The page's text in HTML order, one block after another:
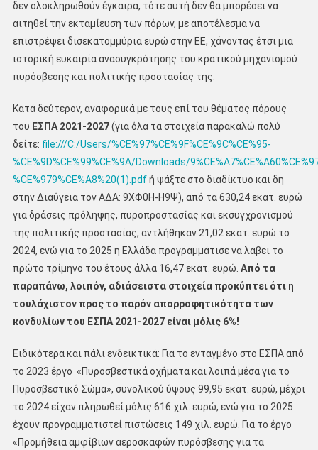
δεν ολοκληρωθούν έγκαιρα, τότε αυτή δεν θα μπορέσει να
αιτηθεί την εκταμίευση των πόρων, με αποτέλεσμα να
επιστρέψει δισεκατομμύρια ευρώ στην ΕΕ, χάνοντας έτσι μια
ιστορική ευκαιρία ανασυγκρότησης του κρατικού μηχανισμού
πυρόσβεσης και πολιτικής προστασίας της.
Κατά δεύτερον, αναφορικά με τους επί του θέματος πόρους
του ΕΣΠΑ 2021-2027(για όλα τα στοιχεία παρακαλώ πολύ
δείτε: file:///C:/Users/%CE%97%CE%9F%CE%9C%CE%95-
%CE%9D%CE%99%CE%9A/Downloads/
%CE%979%CE%A8%20(1).pdfή ψάξτε στο διαδίκτυο και δη
στην Διαύγεια τον ΑΔΑ: 9ΧΦ0Η-Η9Ψ), από τα 630,24 εκατ. ευρώ
για δράσεις πρόληψης, πυροπροστασίας και εκσυγχρονισμού
της πολιτικής προστασίας, αντλήθηκαν 21,02 εκατ. ευρώ το
2024, ενώ για το 2025 η Ελλάδα προγραμμάτισε να λάβει το
πρώτο τρίμηνο του έτους άλλα 16,47 εκατ. ευρώ. Από τα
παραπάνω, λοιπόν, αδιάσειστα στοιχεία προκύπτει ότι η
τουλάχιστον προς το παρόν απορροφητικότητα των
κονδυλίων του ΕΣΠΑ 2021-2027 είναι μόλις 6%!
Ειδικότερα και πάλι ενδεικτικά: Για το ενταγμένο στο ΕΣΠΑ από
το 2023 έργο «Πυροσβεστικά οχήματα και λοιπά μέσα για το
Πυροσβεστικό Σώμα», συνολικού ύψους 99,95 εκατ. ευρώ, μέχρι
το 2024 είχαν πληρωθεί μόλις 616 χιλ. ευρώ, ενώ για το 2025
έχουν προγραμματιστεί πιστώσεις 149 χιλ. ευρώ. Για το έργο
«Προμήθεια αμφίβιων αεροσκαφών πυρόσβεσης για τα